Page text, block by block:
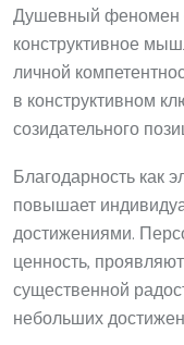
Душевный феномен
конструктивное
личной
в конструктивном
созидательного
Благодарность как
повышает
достижениями.
ценность,
существенной
небольших